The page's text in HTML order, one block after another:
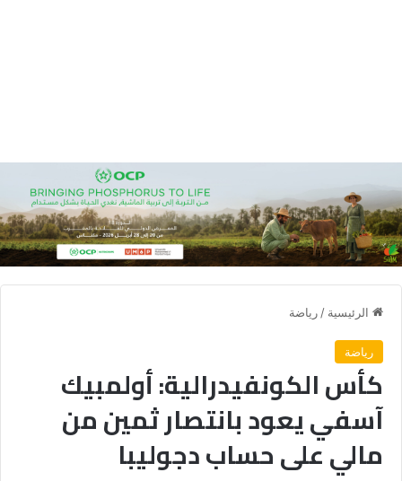
الرئيسية / رياضة
رياضة
كأس الكونفيدرالية: أولمبيك
آسفي يعود بانتصار ثمين من
مالي على حساب دجوليبا